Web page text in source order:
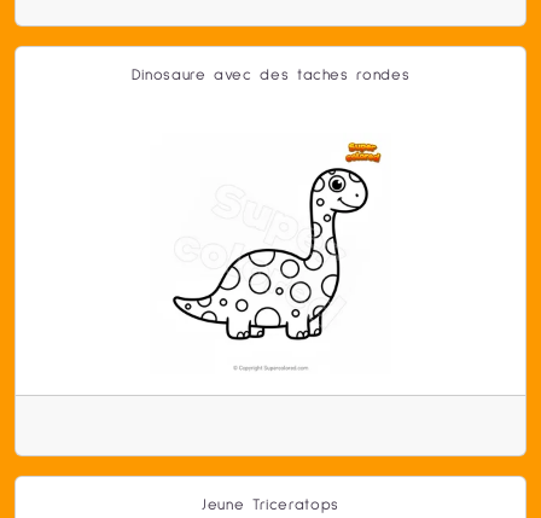
Dinosaure avec des taches rondes
Jeune Triceratops